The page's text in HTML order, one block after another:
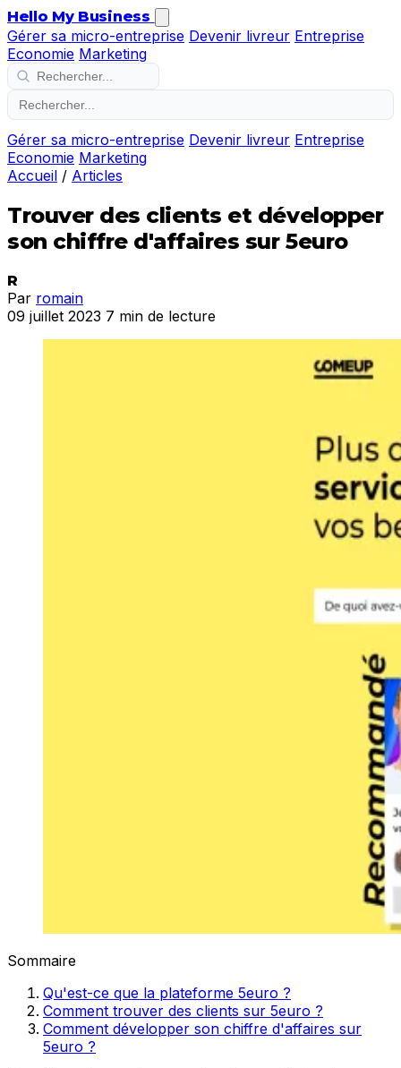
Hello My Business
Gérer sa micro-entreprise Devenir livreur Entreprise
Economie Marketing
Gérer sa micro-entreprise Devenir livreur Entreprise
Economie Marketing
Accueil / Articles
Trouver des clients et développer
son chiffre d'affaires sur 5euro
R
Par romain
09 juillet 2023 7 min de lecture
Sommaire
Qu'est-ce que la plateforme 5euro ?
Comment trouver des clients sur 5euro ?
Comment développer son chiffre d'affaires sur
5euro ?